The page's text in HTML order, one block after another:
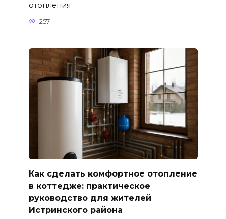
отопления
257
Как сделать комфортное отопление
в коттедже: практическое
руководство для жителей
Истринского района